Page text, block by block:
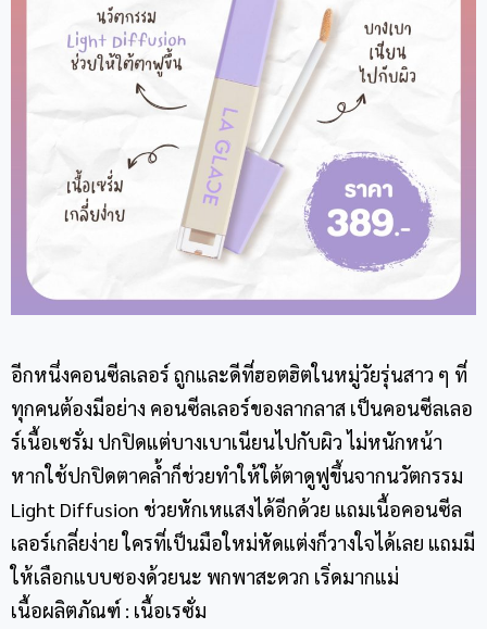
อีกหนึ่งคอนซีลเลอร์ ถูกและดีที่ฮอตฮิตในหมู่วัยรุ่นสาว ๆ ที่
ทุกคนต้องมีอย่าง คอนซีลเลอร์ของลากลาส เป็นคอนซีลเลอ
ร์เนื้อเซรั่ม ปกปิดแต่บางเบาเนียนไปกับผิว ไม่หนักหน้า
หากใช้ปกปิดตาคล้ำก็ช่วยทำให้ใต้ตาดูฟูขึ้นจากนวัตกรรม
Light Diffusion ช่วยหักเหแสงได้อีกด้วย แถมเนื้อคอนซีล
เลอร์เกลี่ยง่าย ใครที่เป็นมือใหม่หัดแต่งก็วางใจได้เลย แถมมี
ให้เลือกแบบซองด้วยนะ พกพาสะดวก เริ่ดมากแม่
เนื้อผลิตภัณฑ์ : เนื้อเรซั่ม